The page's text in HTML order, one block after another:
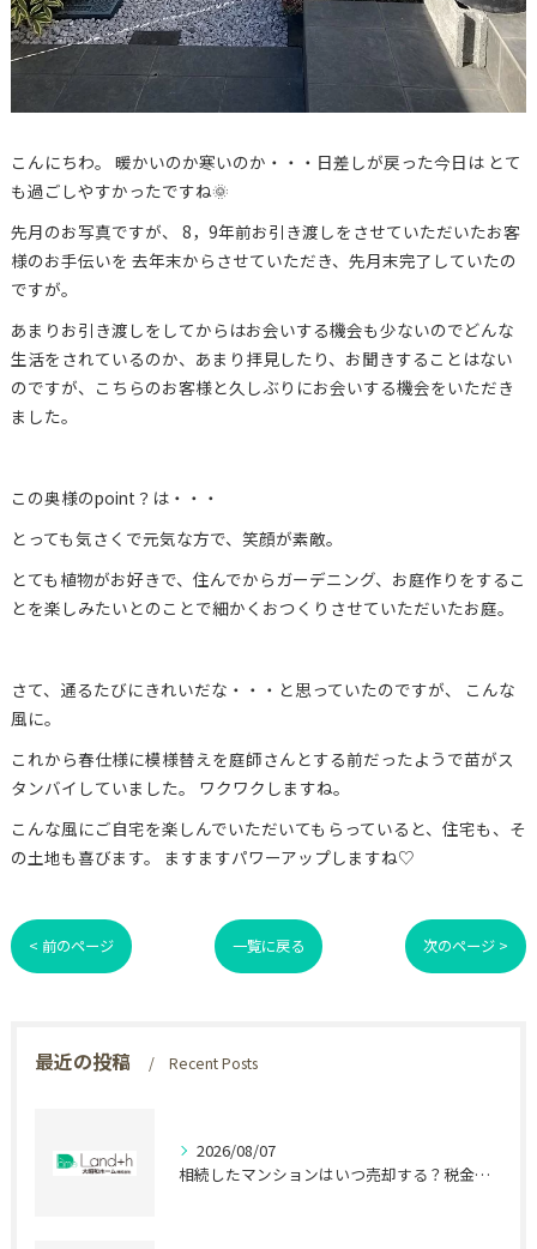
こんにちわ。 暖かいのか寒いのか・・・日差しが戻った今日は とて
も過ごしやすかったですね🌞
先月のお写真ですが、 8，9年前お引き渡しをさせていただいたお客
様のお手伝いを 去年末からさせていただき、先月末完了していたの
ですが。
あまりお引き渡しをしてからはお会いする機会も少ないのでどんな
生活をされているのか、あまり拝見したり、お聞きすることはない
のですが、こちらのお客様と久しぶりにお会いする機会をいただき
ました。
この奥様のpoint？は・・・
とっても気さくで元気な方で、笑顔が素敵。
とても植物がお好きで、住んでからガーデニング、お庭作りをするこ
とを楽しみたいとのことで細かくおつくりさせていただいたお庭。
さて、通るたびにきれいだな・・・と思っていたのですが、 こんな
風に。
これから春仕様に模様替えを庭師さんとする前だったようで苗がス
タンバイしていました。 ワクワクしますね。
こんな風にご自宅を楽しんでいただいてもらっていると、住宅も、そ
の土地も喜びます。 ますますパワーアップしますね♡
< 前のページ 一覧に戻る 次のページ >
最近の投稿 Recent Posts
2026/08/07
相続したマンションはいつ売却する？税金で差が出る時期